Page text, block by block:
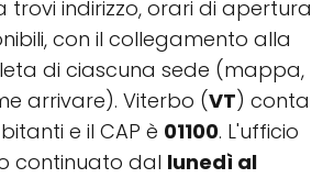
indirizzo, orari di apertura
con il collegamento alla
di ciascuna sede (mappa,
arrivare). Viterbo (VT) conta
e il CAP è 01100. L'ufficio
continuato dal lunedì al